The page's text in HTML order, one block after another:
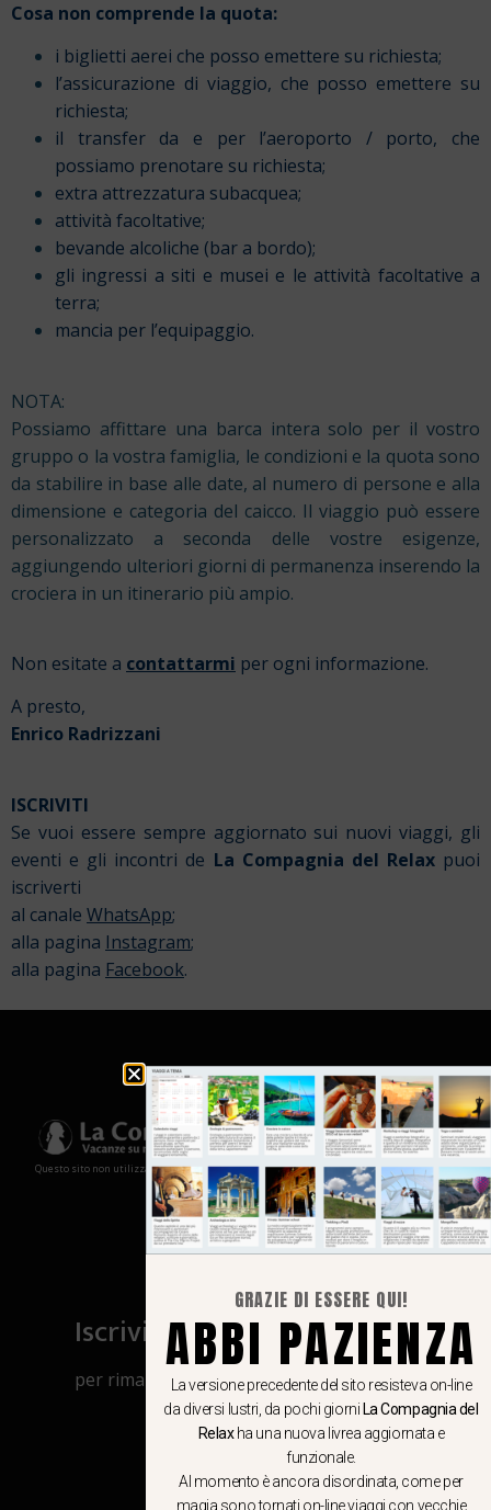
Cosa non comprende la quota:
i biglietti aerei che posso emettere su richiesta;
l’assicurazione di viaggio, che posso emettere su
richiesta;
il transfer da e per l’aeroporto / porto, che
possiamo prenotare su richiesta;
extra attrezzatura subacquea;
attività facoltative;
bevande alcoliche (bar a bordo);
gli ingressi a siti e musei e le attività facoltative a
terra;
mancia per l’equipaggio.
NOTA:
Possiamo affittare una barca intera solo per il vostro
gruppo o la vostra famiglia, le condizioni e la quota sono
da stabilire in base alle date, al numero di persone e alla
dimensione e categoria del caicco. Il viaggio può essere
personalizzato a seconda delle vostre esigenze,
aggiungendo ulteriori giorni di permanenza inserendo la
crociera in un itinerario più ampio.
Non esitate a contattarmi per ogni informazione.
A presto,
Enrico Radrizzani
ISCRIVITI
Se vuoi essere sempre aggiornato sui nuovi viaggi, gli
eventi e gli incontri de La Compagnia del Relax puoi
iscriverti
al canale WhatsApp;
alla pagina Instagram;
alla pagina Facebook.
Questo sito non utilizza cookies e non memorizza in alcun modo le tue informazioni
Iscriviti al canale Whatsapp
per rimanere aggiornato su viaggi, eventi
e notizie!
CLICCA QUI
GRAZIE DI ESSERE QUI!
ABBI PAZIENZA
La versione precedente del sito resisteva on-line
da diversi lustri, da pochi giorni La Compagnia del
Relaxha una nuova livrea aggiornata e
funzionale.
Al momento è ancora disordinata, come per
magia sono tornati on-line viaggi con vecchie